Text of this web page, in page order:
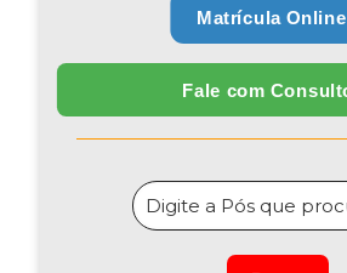
Matrícula Online
Fale com